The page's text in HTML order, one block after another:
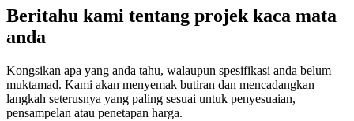
Beritahu kami tentang projek kaca mata
anda
Kongsikan apa yang anda tahu, walaupun spesifikasi anda belum
muktamad. Kami akan menyemak butiran dan mencadangkan
langkah seterusnya yang paling sesuai untuk penyesuaian,
pensampelan atau penetapan harga.